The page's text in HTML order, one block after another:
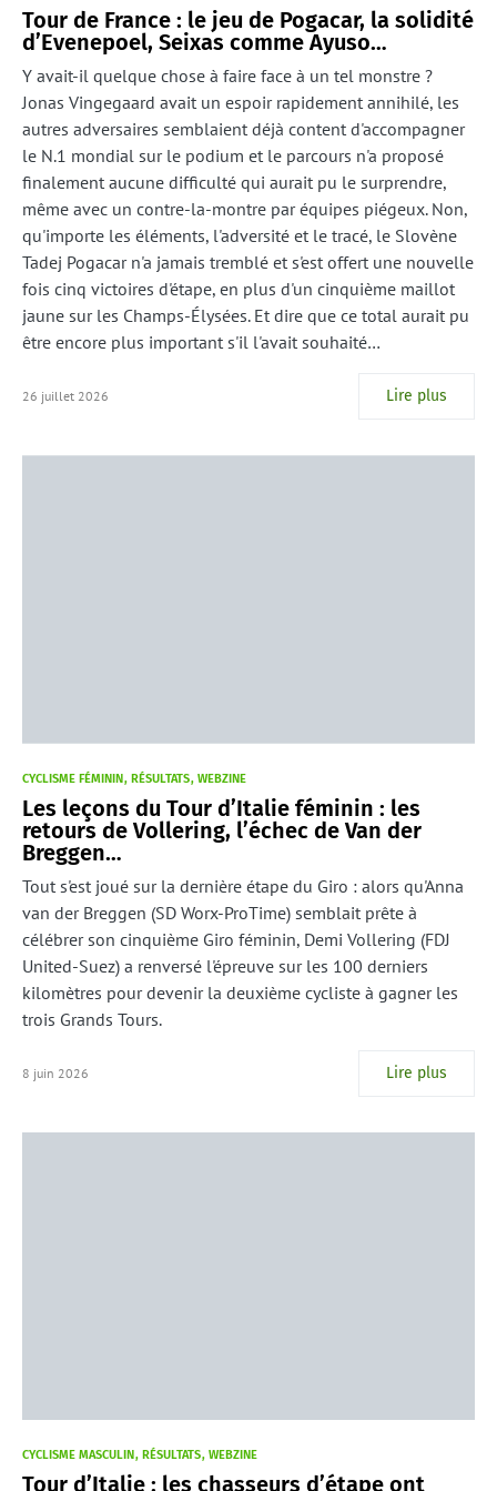
Tour de France : le jeu de Pogacar, la solidité
d’Evenepoel, Seixas comme Ayuso…
Y avait-il quelque chose à faire face à un tel monstre ?
Jonas Vingegaard avait un espoir rapidement annihilé, les
autres adversaires semblaient déjà content d'accompagner
le N.1 mondial sur le podium et le parcours n'a proposé
finalement aucune difficulté qui aurait pu le surprendre,
même avec un contre-la-montre par équipes piégeux. Non,
qu'importe les éléments, l'adversité et le tracé, le Slovène
Tadej Pogacar n'a jamais tremblé et s'est offert une nouvelle
fois cinq victoires d'étape, en plus d'un cinquième maillot
jaune sur les Champs-Élysées. Et dire que ce total aurait pu
être encore plus important s'il l'avait souhaité…
26 juillet 2026 Lire plus
CYCLISME FÉMININ RÉSULTATS WEBZINE
Les leçons du Tour d’Italie féminin : les
retours de Vollering, l’échec de Van der
Breggen…
Tout s'est joué sur la dernière étape du Giro : alors qu'Anna
van der Breggen (SD Worx-ProTime) semblait prête à
célébrer son cinquième Giro féminin, Demi Vollering (FDJ
United-Suez) a renversé l'épreuve sur les 100 derniers
kilomètres pour devenir la deuxième cycliste à gagner les
trois Grands Tours.
8 juin 2026 Lire plus
CYCLISME MASCULIN RÉSULTATS WEBZINE
Tour d’Italie : les chasseurs d’étape ont